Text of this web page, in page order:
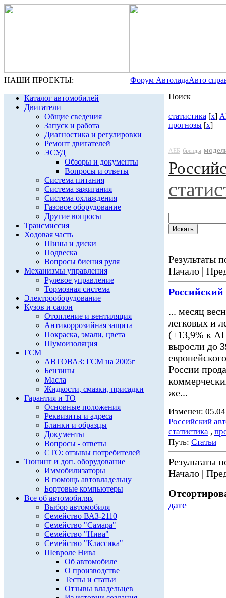
НАШИ ПРОЕКТЫ: Форум АвтоладаАвто
Каталог автомобилей
Двигатели
Общие сведения
Запуск и работа
Диагностика и регулировки
Ремонт двигателей
ЭСУД
Обзоры и документы
Вопросы и ответы
Система питания
Система зажигания
Система охлаждения
Газовое оборудование
Другие вопросы
Трансмиссия
Ходовая часть
Шины и диски
Подвеска
Вопросы биения руля
Механизмы управления
Рулевое управление
Тормозная система
Электрооборудование
Кузов и салон
Отопление и вентиляция
Антикоррозийная защита
Покраска, эмали, цвета
Шумоизоляция
ГСМ
АВТОВАЗ: ГСМ на 2005г
Бензины
Масла
Жидкости, смазки, присадки
Гарантия и ТО
Основные положения
Реквизиты и адреса
Бланки и образцы
Документы
Вопросы - ответы
СТО: отзывы потребителей
Тюнинг и доп. оборудование
Иммобилизаторы
В помощь автовладельцу
Бортовые компьютеры
Все об автомобилях
Выбор автомобиля
Семейство ВАЗ-2110
Семейство "Самара"
Семейство "Нива"
Семейство "Классика"
Шевроле Нива
Об автомобиле
О производстве
Тесты и статьи
Отзывы владельцев
Поиск
статистика [x]
прогнозы [x]
АЕБ бренды
Результаты
Начало |
... месяц
легковых и
(+13,9% к
выросли до
России
же...
Изменен:
Российский
статистика ,
Путь: Статьи
Результаты
Начало |
дате